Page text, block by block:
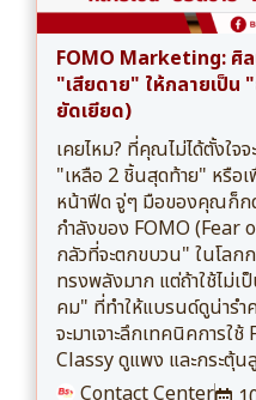
FOMO Marketing: ศิล
"เสียดาย" ให้กลายเป็น
ยัดเยียด)
เคยไหม? ที่คุณไม่ได้ตั้งใ
"เหลือ 2 ชิ้นสุดท้าย" หรือ
หน้าฟีด จู่ๆ มือของคุณก็ก
กำลังของ FOMO (Fear
กลัวที่จะตกขบวน" ในโลก
ทรงพลังมาก แต่ถ้าใช้ไม่เ
คม" ที่ทำให้แบรนด์ดูน่ารำ
จะมาเจาะลึกเทคนิคการ
Classy ดูแพง และกระตุ้
Contact Center